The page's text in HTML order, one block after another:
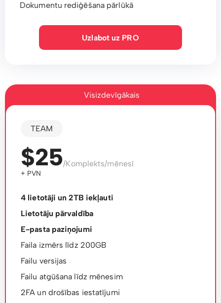
Dokumentu rediģēšana pārlūkā
Uzlabot uz PRO
Visizdevīgākais
TEAM
$25/Komplekts/mēnesī
+ PVN
4 lietotāji un 2TB iekļauti
Lietotāju pārvaldība
E-pasta paziņojumi
Faila izmērs līdz 200GB
Failu versijas
Failu atgūšana līdz mēnesim
2FA un drošības iestatījumi